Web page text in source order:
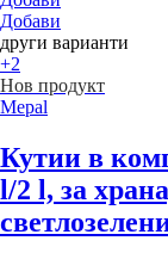
Добави
други варианти
+2
Нов продукт
Mepal
Кутии в
l/2 l, за